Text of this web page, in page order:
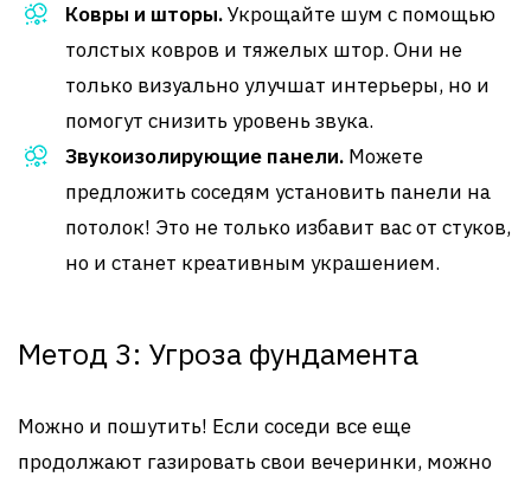
Ковры и шторы.Укрощайте шум с помощью
толстых ковров и тяжелых штор. Они не
только визуально улучшат интерьеры, но и
помогут снизить уровень звука.
Звукоизолирующие панели. Можете
предложить соседям установить панели на
потолок! Это не только избавит вас от стуков,
но и станет креативным украшением.
Метод 3: Угроза фундамента
Можно и пошутить! Если соседи все еще
продолжают газировать свои вечеринки, можно